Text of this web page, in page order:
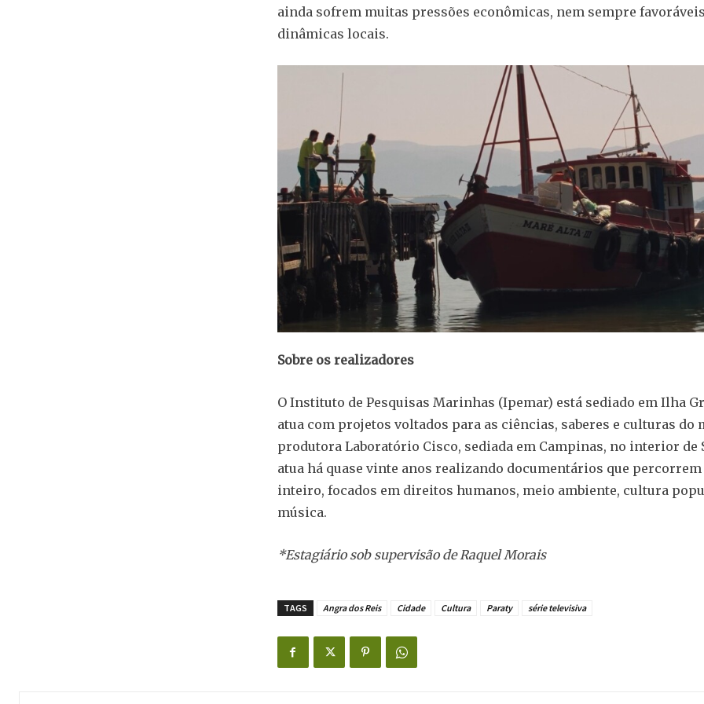
ainda sofrem muitas pressões econômicas, nem sempre
dinâmicas locais.
Sobre os realizadores
O Instituto de Pesquisas Marinhas (Ipemar) está sediado em Ilha
atua com projetos voltados para as ciências, saberes e culturas do
produtora Laboratório Cisco, sediada em Campinas, no interior de
atua há quase vinte anos realizando documentários que
inteiro, focados em direitos humanos, meio ambiente, cultura
música.
*Estagiário sob supervisão de Raquel Morais
TAGS Angra dos Reis Cidade Cultura Paraty série televisiva